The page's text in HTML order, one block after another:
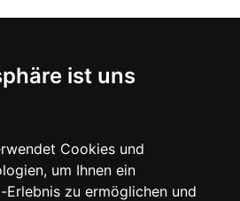
ist uns
Cookies und
um Ihnen ein
Erlebnis zu ermöglichen und